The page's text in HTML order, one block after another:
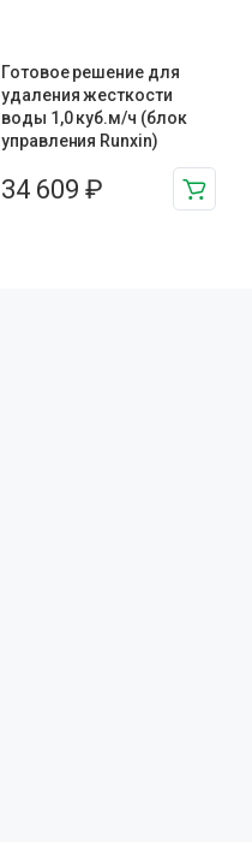
Готовое решение для
удаления жесткости
воды 1,0 куб.м/ч (блок
управления Runxin)
34 609 ₽